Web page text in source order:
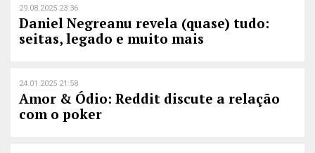
29.08.2025 23:36
Daniel Negreanu revela (quase) tudo:
seitas, legado e muito mais
24.01.2025 21:58
Amor & Ódio: Reddit discute a relação
com o poker